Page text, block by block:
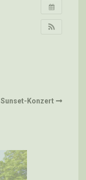
Sunset-Konzert